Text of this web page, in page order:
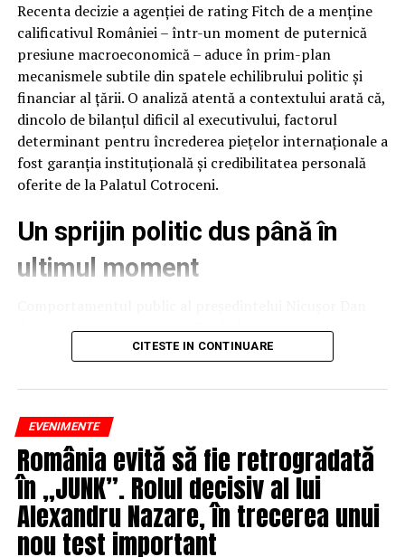
URMATORUL
Alertă: Atacuri de tip real-time phishing împotriva
clienților a 3 bănci: Raiffeisen Bank, Alpha Bank,
ProCredit
NU RATATI
ELCEN: Sistemul de termoficare al Capitalei este în
colaps, soluția e fuziunea cu Termoenergetica
Recenta decizie a agenției de rating Fitch de a menține
calificativul României – într-un moment de puternică
presiune macroeconomică – aduce în prim-plan
mecanismele subtile din spatele echilibrului politic și
financiar al țării. O analiză atentă a contextului arată că,
dincolo de bilanțul dificil al executivului, factorul
determinant pentru încrederea piețelor internaționale a
fost garanția instituțională și credibilitatea personală
oferite de la Palatul Cotroceni.
Un sprijin politic dus până în
ultimul moment
după prezentarea evaluării Fitch ilustrează o strategie
de protejare a stabilității naționale. Deși raportul
eșec al executivului, președintele a ales o abordare
temperată, evitând să adauge tensiune peste o situație
deja fragilă.
Acest gest confirmă o realitate politică importantă:
susținerea acordată Guvernului Bolojan și partidelor din
coaliție a fost fermă și necondiționată până în ceasul al
13-lea, inclusiv după încheierea mandatului. Prin refuzul
CITESTE IN CONTINUARE
EVENIMENTE
România evită să fie retrogradată
în „JUNK”. Rolul decisiv al lui
Alexandru Nazare, în trecerea unui
nou test important